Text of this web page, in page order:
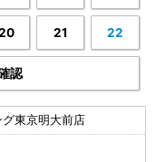
21 22
認
東京明大前店